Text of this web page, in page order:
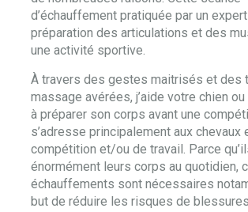
d’échauffement pratiquée par un
préparation des articulations et des
une activité sportive.
À travers des gestes maitrisés et des
massage avérées, j’aide votre chien
à préparer son corps avant une
s’adresse principalement aux chevaux
compétition et/ou de travail. Parce
énormément leurs corps au quotidien,
échauffements sont nécessaires
but de réduire les risques de